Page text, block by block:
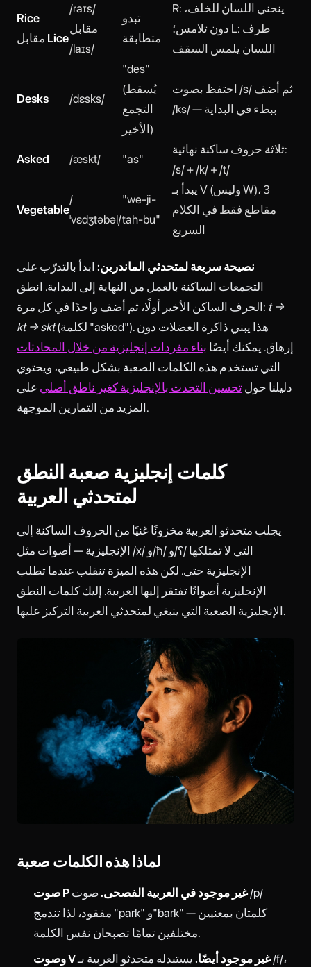
Rice
Lice
/raɪs/
مقابل
/laɪs/
تبدو
متطابقة
R: ينحني اللسان للخلف،
دون تلامس؛ L: طرف
اللسان يلمس السقف
Desks /dɛsks/
"des"
(يُسقط
التجمع
الأخير)
احتفظ بصوت /s/ ثم أضف
/ks/ — ببطء في البداية
Asked /æskt/ "as"
ثلاثة حروف ساكنة نهائية:
/s/ + /k/ + /t/
Vegetable
/
ˈvɛdʒtəbəl/
"we-ji-
tah-bu"
يبدأ بـ V (وليس W)، 3
مقاطع فقط في الكلام
السريع
نصيحة سريعة لمتحدثي الماندرين: ابدأ بالتدرّب على
التجمعات الساكنة بالعمل من النهاية إلى البداية. انطق
الحرف الساكن الأخير أولًا، ثم أضف واحدًا في كل مرة: t →
kt → skt(لكلمة "asked"). هذا يبني ذاكرة العضلات دون
إرهاق. يمكنك أيضًا بناء مفردات إنجليزية من خلال المحادثات
التي تستخدم هذه الكلمات الصعبة بشكل طبيعي، ويحتوي
دليلنا حول تحسين التحدث بالإنجليزية كغير ناطق أصلي على
المزيد من التمارين الموجهة.
كلمات إنجليزية صعبة النطق
لمتحدثي العربية
يجلب متحدثو العربية مخزونًا غنيًا من الحروف الساكنة إلى
الإنجليزية — أصوات مثل /x/ و/ħ/ و/ʕ/ التي لا تمتلكها
الإنجليزية حتى. لكن هذه الميزة تنقلب عندما تطلب
الإنجليزية أصواتًا تفتقر إليها العربية. إليك كلمات النطق
الإنجليزية الصعبة التي ينبغي لمتحدثي العربية التركيز عليها.
لماذا هذه الكلمات صعبة
صوت P غير موجود في العربية الفصحى. صوت /p/
مفقود، لذا تندمج "park" و"bark" — كلمتان بمعنيين
مختلفين تمامًا تصبحان نفس الكلمة.
وصوت V غير موجود أيضًا. يستبدله متحدثو العربية بـ /f/،